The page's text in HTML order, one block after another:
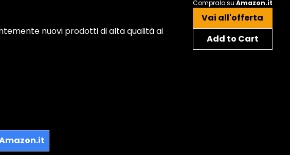
nuovi prodotti di alta qualità ai
Compralo su Amazon.it
Vai all'offerta
Add to Cart